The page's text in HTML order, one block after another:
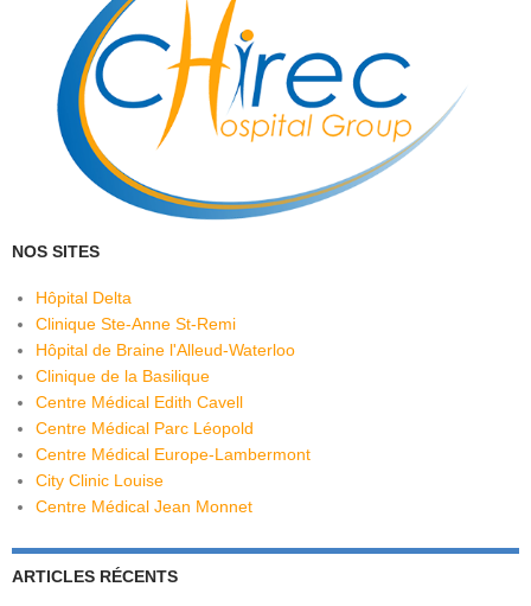
NOS SITES
Hôpital Delta
Clinique Ste-Anne St-Remi
Hôpital de Braine l'Alleud-Waterloo
Clinique de la Basilique
Centre Médical Edith Cavell
Centre Médical Parc Léopold
Centre Médical Europe-Lambermont
City Clinic Louise
Centre Médical Jean Monnet
ARTICLES RÉCENTS